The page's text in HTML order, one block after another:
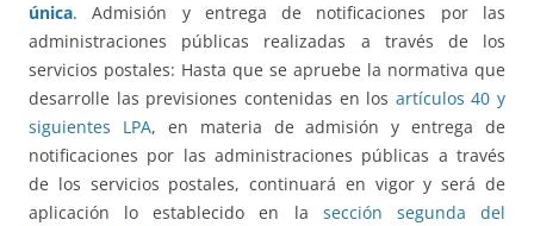
única. Admisión y entrega de notificaciones por las
administraciones públicas realizadas a través de los
servicios postales: Hasta que se apruebe la normativa que
desarrolle las previsiones contenidas en los artículos 40 y
siguientes LPA, en materia de admisión y entrega de
notificaciones por las administraciones públicas a través
de los servicios postales, continuará en vigor y será de
aplicación lo establecido en la sección segunda del